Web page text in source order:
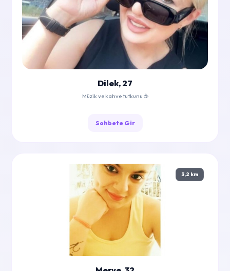
Dilek, 27
Müzik ve kahve tutkunu ☕
Sohbete Gir
3,2 km